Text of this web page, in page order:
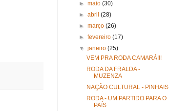
►maio(30)
►abril(28)
►março(26)
►fevereiro(17)
▼janeiro(25)
VEM PRA RODA CAMARÁ!!!
RODA DA FRALDA -
MUZENZA
NAÇÃO CULTURAL - PINHAIS
RODA - UM PARTIDO PARA O
PAÍS